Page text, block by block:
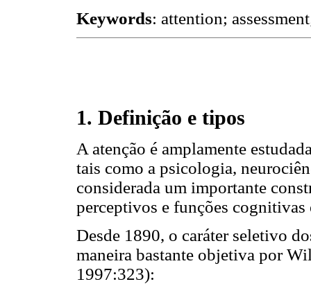
Keywords: attention;
1. Definição e tipos
A atenção é amplamente
tais como a psicologia,
considerada um importante
perceptivos e funções cognitivas
Desde 1890, o caráter seletivo
maneira bastante objetiva por
1997:323):